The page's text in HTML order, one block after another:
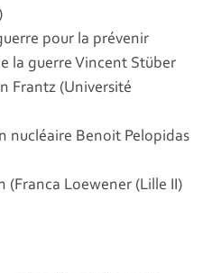
pour la prévenir
la guerre Vincent Stüber
Frantz (Université
nucléaire Benoit Pelopidas
(Franca Loewener (Lille II)